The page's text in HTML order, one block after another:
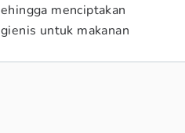
menciptakan
untuk makanan